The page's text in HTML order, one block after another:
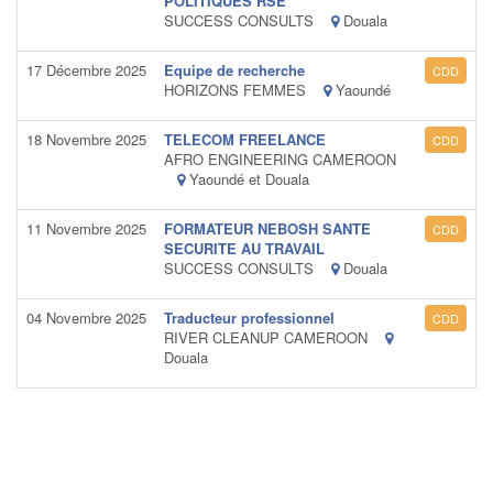
SUCCESS CONSULTS
Douala
17 Décembre 2025
Equipe de recherche
HORIZONS FEMMES
Yaoundé
CDD
18 Novembre 2025
TELECOM FREELANCE
AFRO ENGINEERING CAMEROON
Yaoundé et Douala
CDD
11 Novembre 2025
FORMATEUR NEBOSH SANTE
SECURITE AU TRAVAIL
SUCCESS CONSULTS
Douala
CDD
04 Novembre 2025
Traducteur professionnel
RIVER CLEANUP CAMEROON
Douala
CDD